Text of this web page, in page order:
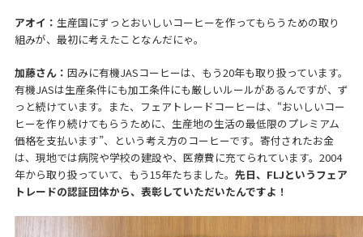
アオイ： 生産国にずっとおいしいコーヒーを作ってもらうための取り
組みが、最初に考えたことなんだにゃ。
加藤さん： 因みに有機JASコーヒーは、もう20年も取り扱っています。
有機JASは生産条件にも加工条件にも厳しいルールがあるんですが、ず
っと続けています。また、フェアトレードコーヒーは、“おいしいコー
ヒーを作り続けてもらうために、生産地の生活の最低限のプレミアム
価格を支払います”、という考え方のコーヒーです。寄付されたお金
は、現地では病院や学校の建設や、医療費に充てられています。2004
年から取り扱っていて、もう15年たちました。 先日、 FLJというフェア
トレードの認証団体から、表彰していただいたんですよ！